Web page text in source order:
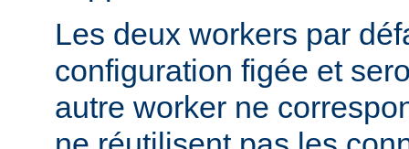
Les deux workers par
configuration figée et
autre worker ne